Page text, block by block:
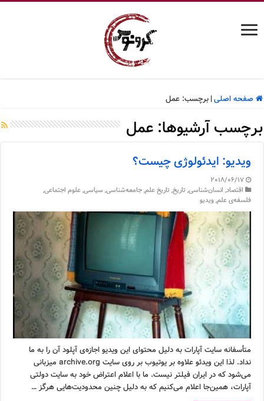
صفحه اصلی| برچسب:عمل
برچسب آرشیوها:عمل
ویدیو: ایدئولوژی چیست؟
2018/06/17
اقتصاد, انسان‌شناسی, تاریخ, تاریخ علم,جامعه‌شناسی, سیاسی,علوم اجتماعی,
فلسفه‌ی علم,ویدیو
متأسفانه سایت آپارات به دلیل محتوای این ویدیو اجازه‌ی آپلود آن را به ما
نداد. لذا این ویدئو علاوه بر یوتیوب بر روی سایت archive.org میزبانی
می‌شود که در ایران فیلتر نیست. ما با اعلام اعتراض خود به سایت دولتی
آپارات، همین‌جا اعلام می‌کنیم که به دلیل چنین محدودیت‌هایی هرگز …